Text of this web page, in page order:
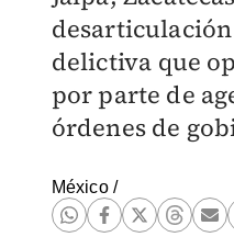
delictiva que
por parte de
órdenes de
México/